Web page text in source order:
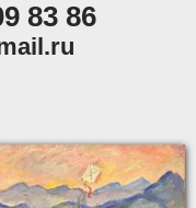
83 86